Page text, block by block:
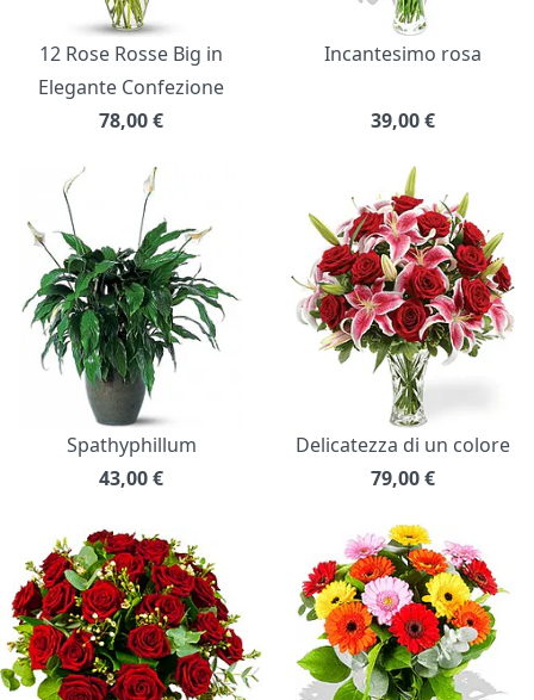
12 Rose Rosse Big in
Elegante Confezione
78,00€
Incantesimo rosa
39,00€
Spathyphillum
43,00€
Delicatezza di un colore
79,00€